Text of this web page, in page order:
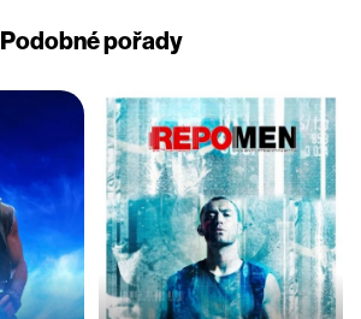
Podobné pořady